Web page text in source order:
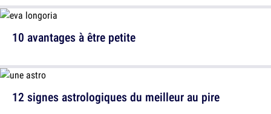
10 avantages à être petite
12 signes astrologiques du meilleur au pire